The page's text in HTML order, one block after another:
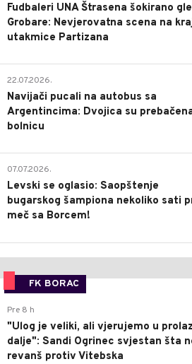
Fudbaleri UNA Štrasena šokirano
Grobare: Nevjerovatna scena na
utakmice Partizana
22.07.2026.
Navijači pucali na autobus sa
Argentincima: Dvojica su
bolnicu
07.07.2026.
Levski se oglasio: Saopštenje
bugarskog šampiona nekoliko sati
meč sa Borcem!
FK BORAC
Pre 8 h
"Ulog je veliki, ali vjerujemo u prolaz
dalje": Sandi Ogrinec svjestan šta
revanš protiv Vitebska